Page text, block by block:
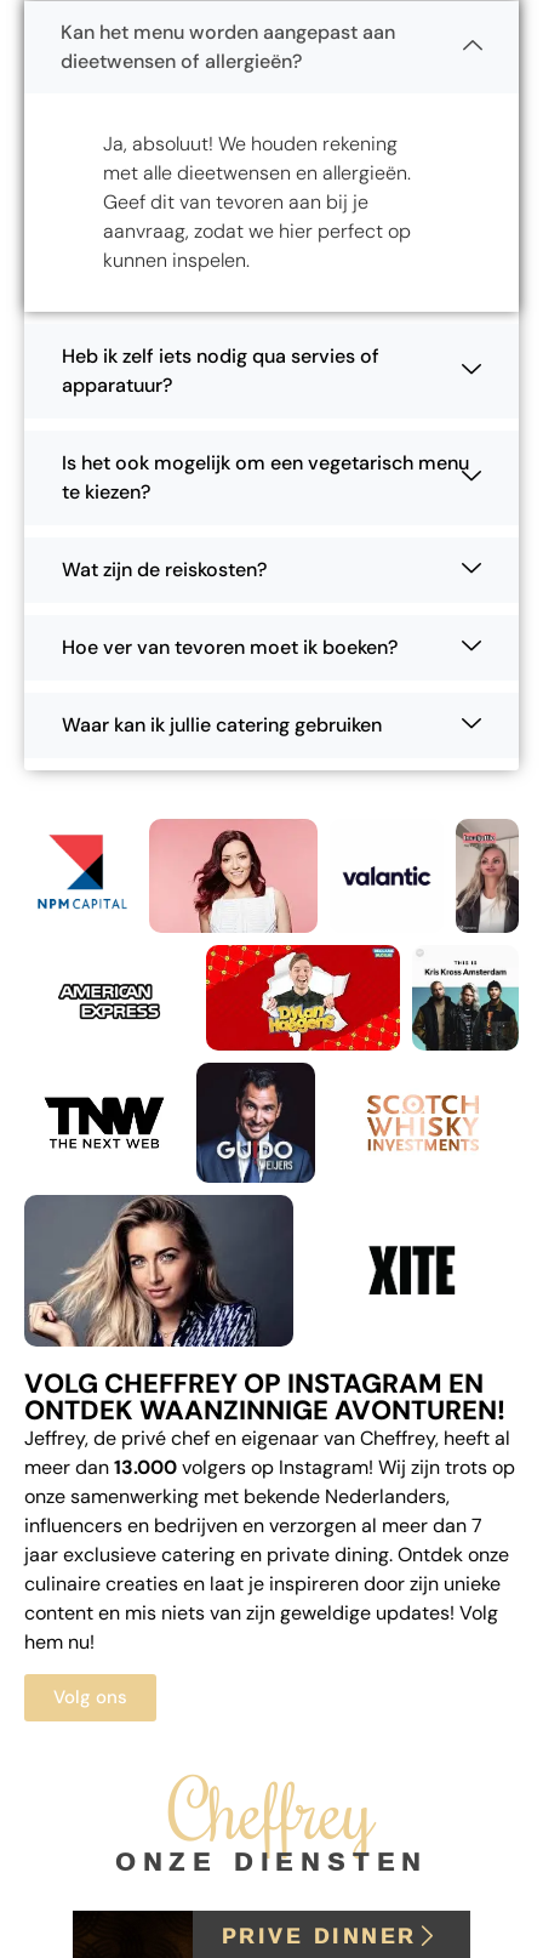
Kan het menu worden aangepast aan
dieetwensen of allergieën?
Ja, absoluut! We houden rekening
met alle dieetwensen en allergieën.
Geef dit van tevoren aan bij je
aanvraag, zodat we hier perfect op
kunnen inspelen.
Heb ik zelf iets nodig qua servies of
apparatuur?
Is het ook mogelijk om een vegetarisch menu
te kiezen?
Wat zijn de reiskosten?
Hoe ver van tevoren moet ik boeken?
Waar kan ik jullie catering gebruiken
VOLG CHEFFREY OP INSTAGRAM EN
ONTDEK WAANZINNIGE AVONTUREN!
Jeffrey, de privé chef en eigenaar van Cheffrey, heeft al
meer dan13.000volgers op Instagram! Wij zijn trots op
onze samenwerking met bekende Nederlanders,
influencers en bedrijven en verzorgen al meer dan 7
jaar exclusieve catering en private dining. Ontdek onze
culinaire creaties en laat je inspireren door zijn unieke
content en mis niets van zijn geweldige updates! Volg
hem nu!
Volg ons
Cheffrey
ONZE DIENSTEN
PRIVE DINNER